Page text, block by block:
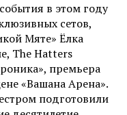
в этом году
сетов,
Мяте» Ёлка
The Hatters
премьера
«Вашана Арена».
подготовили